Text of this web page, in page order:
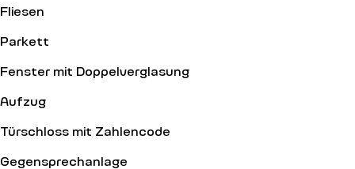
Fliesen
Parkett
Fenster mit Doppelverglasung
Aufzug
Türschloss mit Zahlencode
Gegensprechanlage